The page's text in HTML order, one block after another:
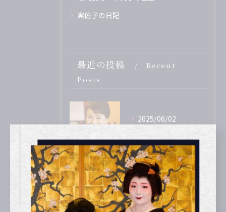
実佐子の日記
最近の投稿
Recent
Posts
2025/06/02
2025/06/02
「ALS：筋萎縮性側索硬化症」を支援 参加致しました